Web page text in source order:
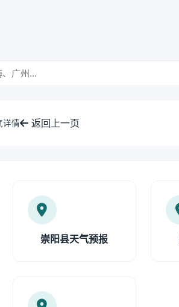
详情 返回上一页
崇阳县天气预报